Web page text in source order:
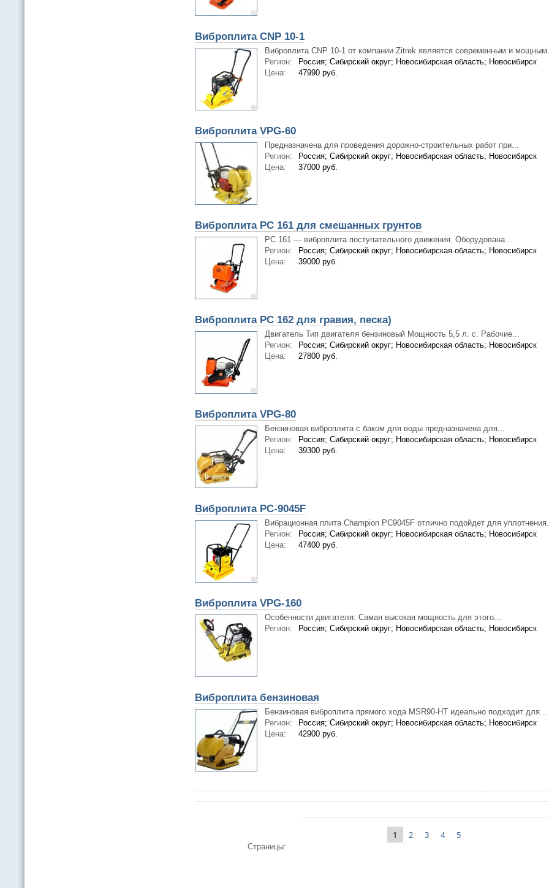
Виброплита CNP 10-1
Виброплита CNP 10-1 от компании Zitrek является современным и
Регион:
Россия; Сибирский округ; Новосибирская область; Новосибирск
Цена:
47990 руб.
Виброплита VPG-60
Предназначена для проведения дорожно-строительных работ при...
Регион:
Россия; Сибирский округ; Новосибирская область; Новосибирск
Цена:
37000 руб.
Виброплита PC 161 для смешанных грунтов
PC 161 — виброплита поступательного движения. Оборудована...
Регион:
Россия; Сибирский округ; Новосибирская область; Новосибирск
Цена:
39000 руб.
Виброплита PC 162 для гравия, песка)
Двигатель Тип двигателя бензиновый Мощность 5,5 л. с. Рабочие...
Регион:
Россия; Сибирский округ; Новосибирская область; Новосибирск
Цена:
27800 руб.
Виброплита VPG-80
Бензиновая виброплита с баком для воды предназначена для...
Регион:
Россия; Сибирский округ; Новосибирская область; Новосибирск
Цена:
39300 руб.
Виброплита PC-9045F
Вибрационная плита Champion PC9045F отлично подойдет для
Регион:
Россия; Сибирский округ; Новосибирская область; Новосибирск
Цена:
47400 руб.
Виброплита VPG-160
Особенности двигателя: Самая высокая мощность для этого...
Регион:
Россия; Сибирский округ; Новосибирская область; Новосибирск
Виброплита бензиновая
Бензиновая виброплита прямого хода MSR90-HT идеально подходит для...
Регион:
Россия; Сибирский округ; Новосибирская область; Новосибирск
Цена:
42900 руб.
Страницы:
1 2 3 4 5